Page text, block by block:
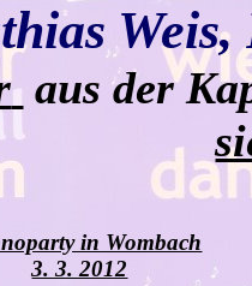
aus der
in Wombach
3. 3. 2012